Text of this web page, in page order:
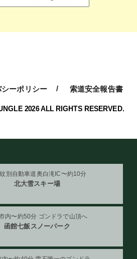
ーポリシー 索道安全報告書
2026 ALL RIGHTS RESERVED.
別自動車道奥白滝IC〜約10分
北大雪スキー場
内〜約50分 ゴンドラで山頂へ
函館七飯スノーパーク